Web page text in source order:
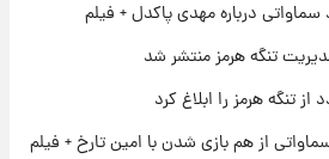
جدید کالابرگ برای سه دهک؛ جزئیات اعلام
درباره مهدی پاکدل + فیلم
تنگه هرمز منتشر شد
از هم بازی شدن با امین تارخ + فیلم